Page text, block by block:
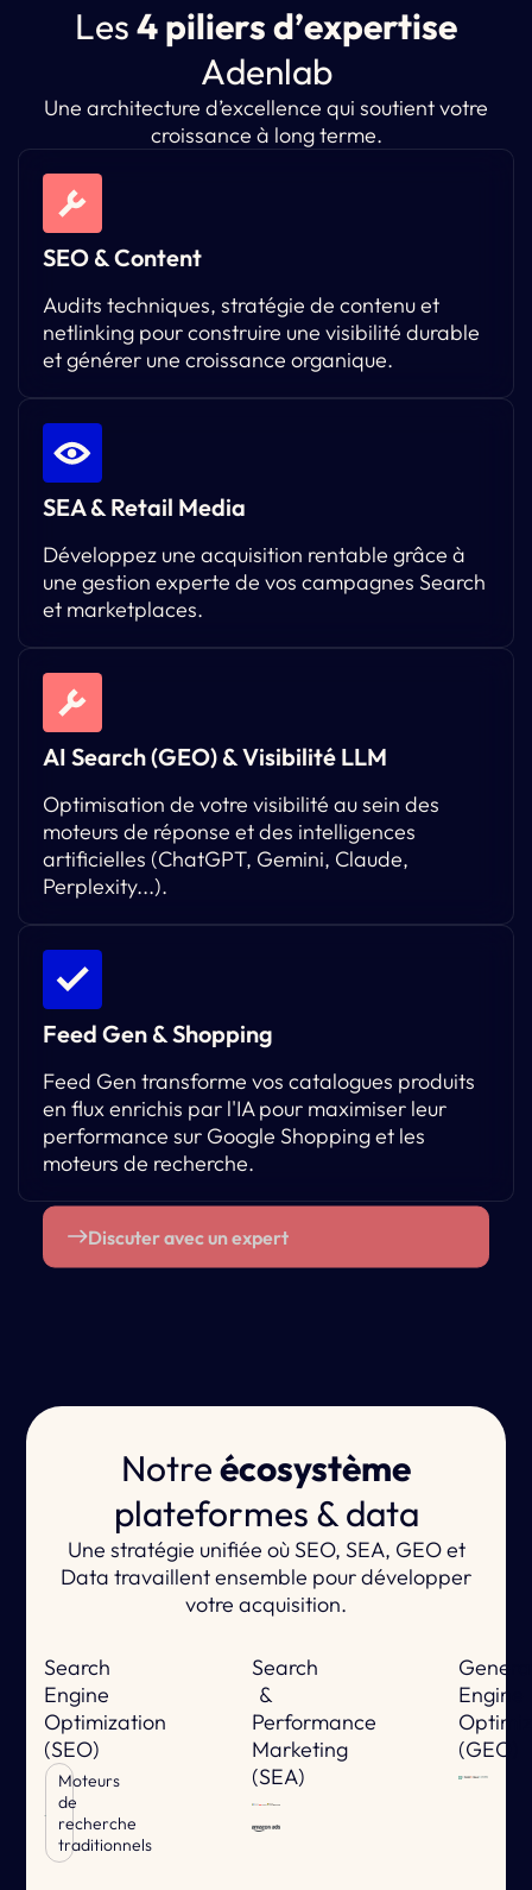
Les4piliersd’expertise
Adenlab
Une architecture d’excellence qui soutient votre
croissance à long terme.
SEO & Content
Audits techniques, stratégie de contenu et
netlinking pour construire une visibilité durable
et générer une croissance organique.
SEA & Retail Media
Développez une acquisition rentable grâce à
une gestion experte de vos campagnes Search
et marketplaces.
AI Search (GEO) & Visibilité LLM
Optimisation de votre visibilité au sein des
moteurs de réponse et des intelligences
artificielles (ChatGPT, Gemini, Claude,
Perplexity...).
Feed Gen & Shopping
Feed Gen transforme vos catalogues produits
en flux enrichis par l'IA pour maximiser leur
performance sur Google Shopping et les
moteurs de recherche.
Discuter avec un expert
Notreécosystème
plateformes & data
Une stratégie unifiée où SEO, SEA, GEO et
Data travaillent ensemble pour développer
votre acquisition.
Search
Engine
Optimization
(SEO)
Moteurs
de
recherche
traditionnels
Search
&
Performance
Marketing
(SEA)
Engine
(GEO)